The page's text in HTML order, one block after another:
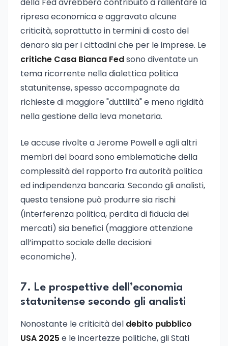
ripresa economica e aggravato alcune
criticità, soprattutto in termini di costo del
denaro sia per i cittadini che per le imprese. Le
critiche Casa Bianca Fedsono diventate un
tema ricorrente nella dialettica politica
statunitense, spesso accompagnate da
richieste di maggiore "duttilità" e meno rigidità
nella gestione della leva monetaria.
Le accuse rivolte a Jerome Powell e agli altri
membri del board sono emblematiche della
complessità del rapporto fra autorità politica
ed indipendenza bancaria. Secondo gli analisti,
questa tensione può produrre sia rischi
(interferenza politica, perdita di fiducia dei
mercati) sia benefici (maggiore attenzione
all’impatto sociale delle decisioni
economiche).
7. Le prospettive dell’economia
statunitense secondo gli analisti
Nonostante le criticità del debito pubblico
USA 2025 e le incertezze politiche, gli Stati